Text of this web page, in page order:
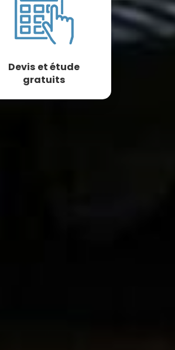
Devis et étude
gratuits